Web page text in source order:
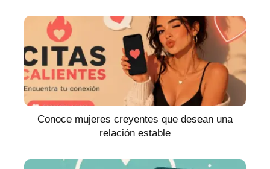
Conoce mujeres creyentes que desean una
relación estable